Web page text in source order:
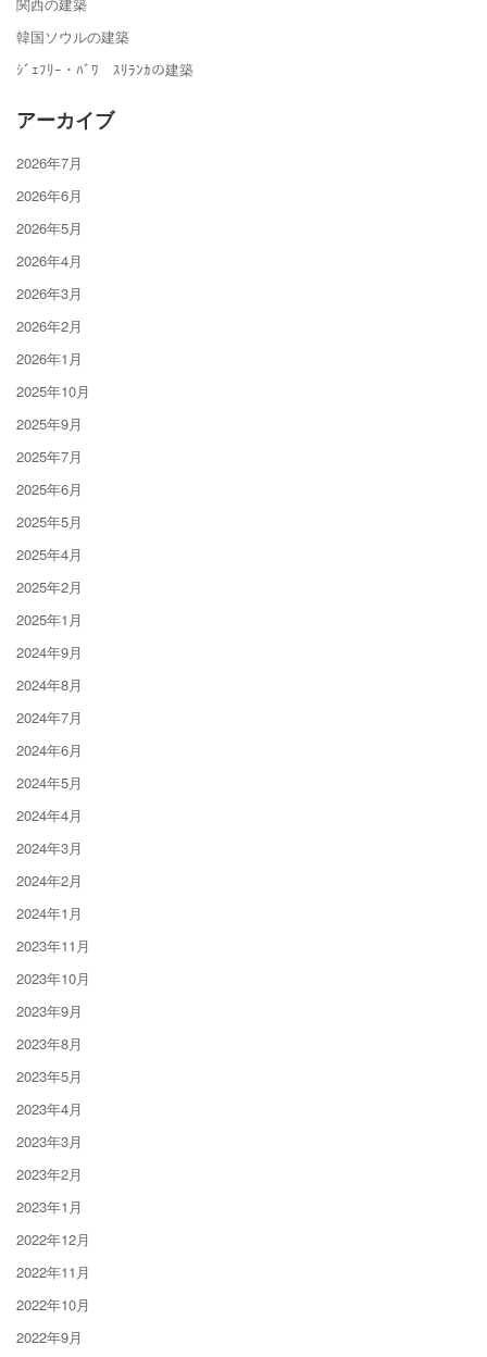
韓国ソウルの建築
ｼﾞｪﾌﾘｰ・ﾊﾞﾜ ｽﾘﾗﾝｶの建築
アーカイブ
2026年7月
2026年6月
2026年5月
2026年4月
2026年3月
2026年2月
2026年1月
2025年10月
2025年9月
2025年7月
2025年6月
2025年5月
2025年4月
2025年2月
2025年1月
2024年9月
2024年8月
2024年7月
2024年6月
2024年5月
2024年4月
2024年3月
2024年2月
2024年1月
2023年11月
2023年10月
2023年9月
2023年8月
2023年5月
2023年4月
2023年3月
2023年2月
2023年1月
2022年12月
2022年11月
2022年10月
2022年9月